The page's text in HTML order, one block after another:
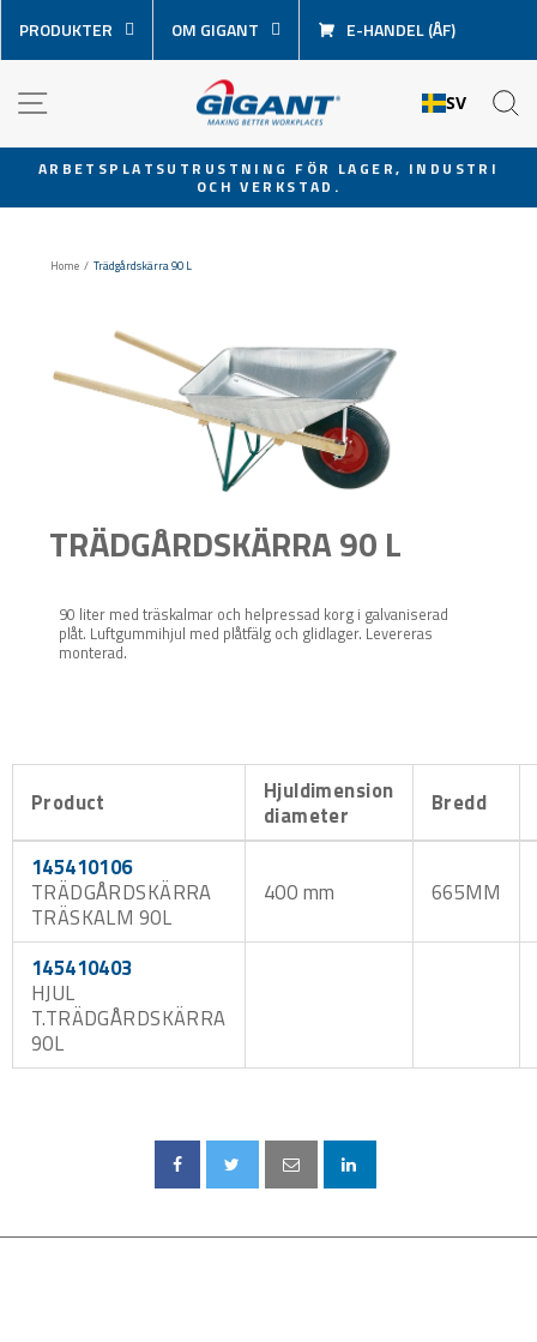
över
innehåll
PRODUKTER OM GIGANT E-HANDEL (ÅF)
SV
Pausa
ARBETSPLATSUTRUSTNING FÖR LAGER, INDUSTRI
OCH VERKSTAD.
Home / Trädgårdskärra 90 L
TRÄDGÅRDSKÄRRA 90 L
90 liter med träskalmar och helpressad korg i galvaniserad
plåt. Luftgummihjul med plåtfälg och glidlager. Levereras
monterad.
Product
Hjuldimension
diameter
Bredd
145410106
TRÄDGÅRDSKÄRRA
TRÄSKALM 90L
400 mm 665MM
145410403
HJUL
T.TRÄDGÅRDSKÄRRA
90L